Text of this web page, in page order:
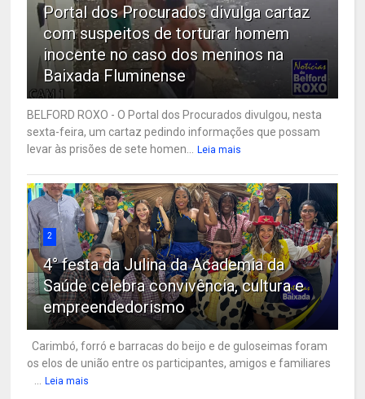
Portal dos Procurados divulga cartaz
com suspeitos de torturar homem
inocente no caso dos meninos na
Baixada Fluminense
BELFORD ROXO - O Portal dos Procurados divulgou, nesta
sexta-feira, um cartaz pedindo informações que possam
levar às prisões de sete homen...
Leia mais
2
4° festa da Julina da Academia da
Saúde celebra convivência, cultura e
empreendedorismo
Carimbó, forró e barracas do beijo e de guloseimas foram
os elos de união entre os participantes, amigos e familiares
Leia mais